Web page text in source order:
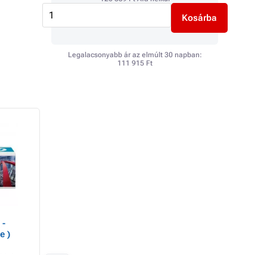
Kosárba
Legalacsonyabb ár az elmúlt 30 napban:
111 915 Ft
-
)